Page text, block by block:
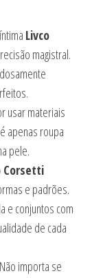
Livco
magistral.
usar materiais
apenas roupa
pele.
Corsetti
e padrões.
e conjuntos com
de cada
importa se